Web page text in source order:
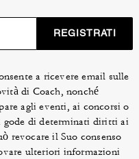
REGISTRATI
a ricevere email sulle
di Coach, nonché
agli eventi, ai concorsi o
gode di determinati diritti ai
revocare il Suo consenso
ulteriori informazioni